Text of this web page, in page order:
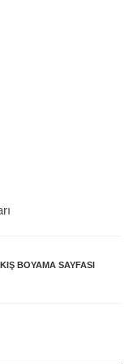
KIŞ BOYAMA SAYFASI